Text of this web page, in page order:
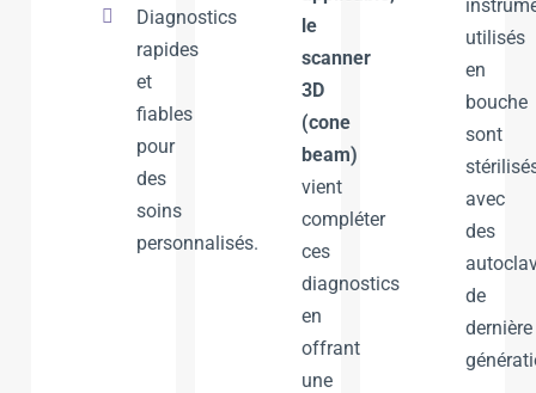
Diagnostics
rapides
et
fiables
pour
des
soins
personnalisés.
le
scanner
3D
(cone
beam)
vient
compléter
ces
diagnostics
en
offrant
une
utilisés
en
bouche
sont
avec
des
de
dernière